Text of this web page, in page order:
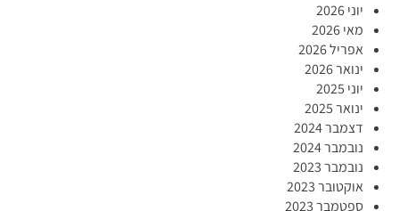
יוני 2026
מאי 2026
אפריל 2026
ינואר 2026
יוני 2025
ינואר 2025
דצמבר 2024
נובמבר 2024
נובמבר 2023
אוקטובר 2023
ספטמבר 2023